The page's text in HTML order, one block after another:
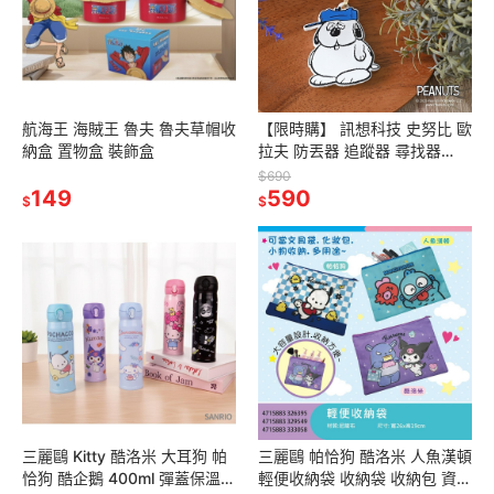
航海王 海賊王 魯夫 魯夫草帽收
納盒 置物盒 裝飾盒
$149
【限時購】 訊想科技 史努比 歐
拉夫 防丟器 追蹤器 尋找器
iPhone尋找APP AirTag
$690
$590
三麗鷗 Kitty 酷洛米 大耳狗 帕
恰狗 酷企鵝 400ml 彈蓋保溫瓶
三麗鷗 帕恰狗 酷洛米 人魚漢頓
輕便收納袋 收納袋 收納包 資料